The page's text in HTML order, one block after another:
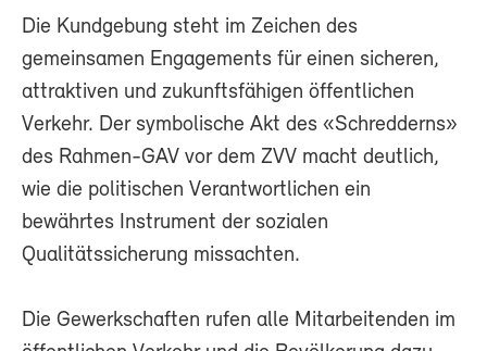
Die Kundgebung steht im Zeichen des
gemeinsamen Engagements für einen sicheren,
attraktiven und zukunftsfähigen öffentlichen
Verkehr. Der symbolische Akt des «Schredderns»
des Rahmen-GAV vor dem ZVV macht deutlich,
wie die politischen Verantwortlichen ein
bewährtes Instrument der sozialen
Qualitätssicherung missachten.
Die Gewerkschaften rufen alle Mitarbeitenden im